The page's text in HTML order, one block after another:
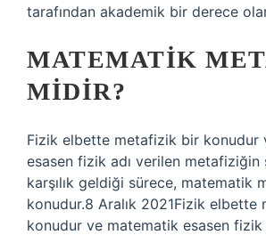
tarafından akademik bir derece
MATEMATIK
MIDIR?
Fizik elbette metafizik bir konudur
esasen fizik adı verilen metafiziğin
karşılık geldiği sürece, matematik
konudur.8 Aralık 2021Fizik
konudur ve matematik esasen fizik